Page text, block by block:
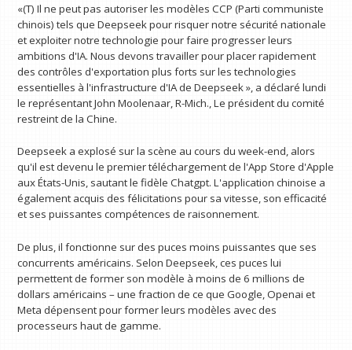
«(T) Il ne peut pas autoriser les modèles CCP (Parti communiste
chinois) tels que Deepseek pour risquer notre sécurité nationale
et exploiter notre technologie pour faire progresser leurs
ambitions d'IA. Nous devons travailler pour placer rapidement
des contrôles d'exportation plus forts sur les technologies
essentielles à l'infrastructure d'IA de Deepseek », a déclaré lundi
le représentant John Moolenaar, R-Mich., Le président du comité
restreint de la Chine.
Deepseek a explosé sur la scène au cours du week-end, alors
qu'il est devenu le premier téléchargement de l'App Store d'Apple
aux États-Unis, sautant le fidèle Chatgpt. L'application chinoise a
également acquis des félicitations pour sa vitesse, son efficacité
et ses puissantes compétences de raisonnement.
De plus, il fonctionne sur des puces moins puissantes que ses
concurrents américains. Selon Deepseek, ces puces lui
permettent de former son modèle à moins de 6 millions de
dollars américains – une fraction de ce que Google, Openai et
Meta dépensent pour former leurs modèles avec des
processeurs haut de gamme.